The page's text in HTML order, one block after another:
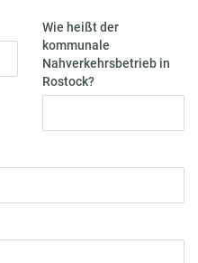
Wie heißt der
kommunale
Nahverkehrsbetrieb in
Rostock?